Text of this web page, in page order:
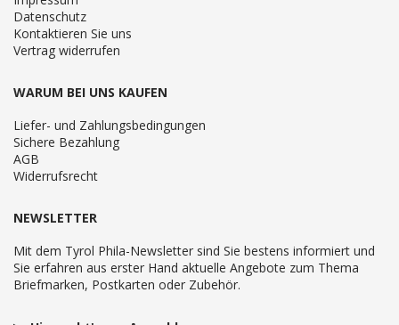
Datenschutz
Kontaktieren Sie uns
Vertrag widerrufen
WARUM BEI UNS KAUFEN
Liefer- und Zahlungsbedingungen
Sichere Bezahlung
AGB
Widerrufsrecht
NEWSLETTER
Mit dem Tyrol Phila-Newsletter sind Sie bestens informiert und
Sie erfahren aus erster Hand aktuelle Angebote zum Thema
Briefmarken, Postkarten oder Zubehör.